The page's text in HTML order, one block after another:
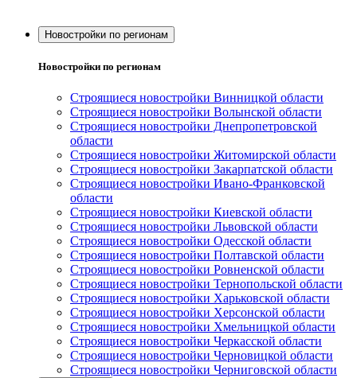
Новостройки по регионам
Новостройки по регионам
Строящиеся новостройки Винницкой области
Строящиеся новостройки Волынской области
Строящиеся новостройки Днепропетровской
области
Строящиеся новостройки Житомирской области
Строящиеся новостройки Закарпатской области
Строящиеся новостройки Ивано-Франковской
области
Строящиеся новостройки Киевской области
Строящиеся новостройки Львовской области
Строящиеся новостройки Одесской области
Строящиеся новостройки Полтавской области
Строящиеся новостройки Ровненской области
Строящиеся новостройки Тернопольской области
Строящиеся новостройки Харьковской области
Строящиеся новостройки Херсонской области
Строящиеся новостройки Хмельницкой области
Строящиеся новостройки Черкасской области
Строящиеся новостройки Черновицкой области
Строящиеся новостройки Черниговской области